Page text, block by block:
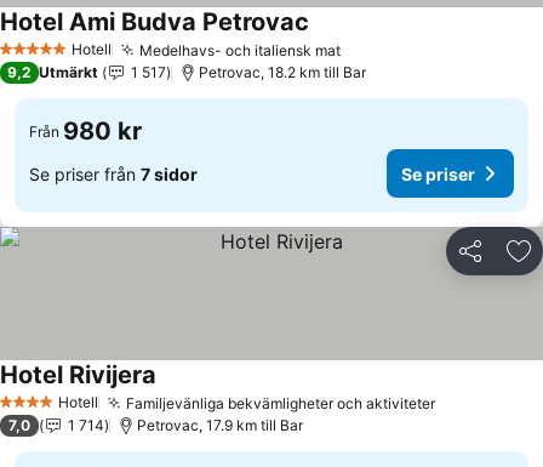
5 Stjärnor Hotell Medelhavs- och italiensk mat
Hotel Ami Budva Petrovac
9,2 Utmärkt 1 517 Petrovac, 18.2 km till Bar
Från 980 kr
Se priser från 7 sidor Se priser
Dela
4 StjärnorHotell Familjevänliga bekvämligheter och aktiviteter
Hotel Rivijera
7,0 1 714 Petrovac, 17.9 km till Bar